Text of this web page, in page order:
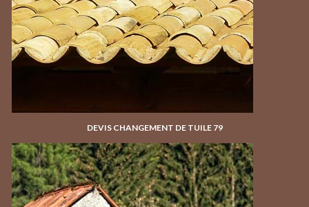
DEVIS CHANGEMENT DE TUILE 79